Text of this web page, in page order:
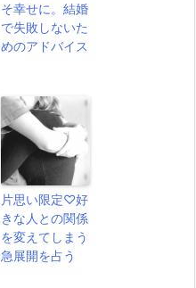
そ幸せに。結婚
で失敗しないた
めのアドバイス
片思い限定♡好
きな人との関係
を変えてしまう
急展開を占う